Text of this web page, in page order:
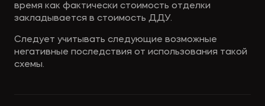
время как фактически стоимость отделки
закладывается в стоимость ДДУ.
Следует учитывать следующие возможные
негативные последствия от использования такой
схемы.